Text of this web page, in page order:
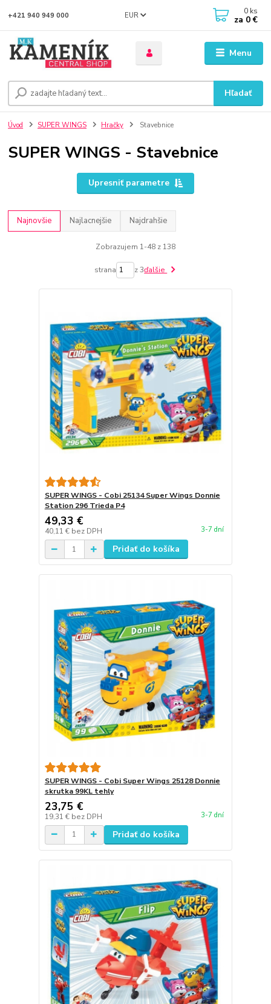
Menu
EUR
Hľadať
+421 940 949 000 0 ks
za 0 €
Úvod SUPER WINGS Hračky Stavebnice
SUPER WINGS - Stavebnice
Upresniť parametre
Najnovšie Najlacnejšie Najdrahšie
Zobrazujem 1-48 z 138
strana z 3ďalšie
SUPER WINGS - Cobi 25134 Super Wings Donnie
Station 296 Trieda P4
49,33 €
40,11 € bez DPH 3-7 dní
Pridať do košíka
SUPER WINGS - Cobi Super Wings 25128 Donnie
skrutka 99KL tehly
23,75 €
19,31 € bez DPH 3-7 dní
Pridať do košíka